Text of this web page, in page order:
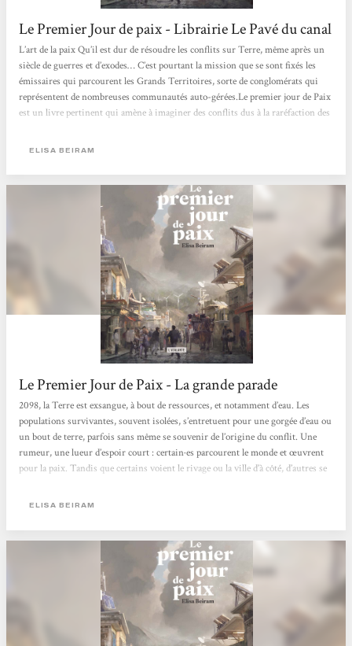
Le Premier Jour de paix - Librairie Le Pavé du canal
L’art de la paix Qu’il est dur de résoudre les conflits sur Terre, même après un
siècle de guerres et d’exodes… C’est pourtant la mission que se sont fixés les
émissaires qui parcourent les Grands Territoires, sorte de conglomérats qui
représentent de nombreuses communautés auto-gérées.Le premier jour de Paix
est un livre pertinent qui amène à imaginer des conflits dus à la raréfaction des
L’optimisme du récit n’occulte pas les origines...
ELISA BEIRAM
Le Premier Jour de Paix - La grande parade
2098, la Terre est exsangue, à bout de ressources, et notamment d’eau. Les
populations survivantes, souvent isolées, s’entretuent pour une gorgée d’eau ou
un bout de terre, parfois sans même se souvenir de l’origine du conflit. Une
rumeur, une lueur d’espoir court : certain·es parcourent le monde et œuvrent
pour la paix. Tandis que certains voient le rivage ou la ville d’à côté, d’autres se
Le roman est divisé en trois parties, de plus en plus longues, qui élargissent...
ELISA BEIRAM